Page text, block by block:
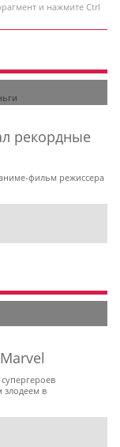
и нажмите Ctrl
рекордные
фильм режиссера
злодеем в